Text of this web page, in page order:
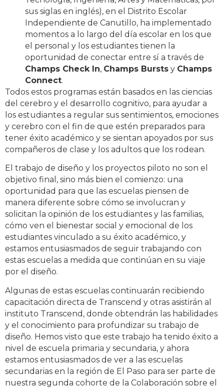
sus siglas en inglés), en el Distrito Escolar
Independiente de Canutillo, ha implementado
momentos a lo largo del día escolar en los que
el personal y los estudiantes tienen la
oportunidad de conectar entre sí a través de
Champs Check In, Champs Bursts y Champs
Connect.
Todos estos programas están basados en las ciencias
del cerebro y el desarrollo cognitivo, para ayudar a
los estudiantes a regular sus sentimientos, emociones
y cerebro con el fin de que estén preparados para
tener éxito académico y se sientan apoyados por sus
compañeros de clase y los adultos que los rodean.
El trabajo de diseño y los proyectos piloto no son el
objetivo final, sino más bien el comienzo: una
oportunidad para que las escuelas piensen de
manera diferente sobre cómo se involucran y
solicitan la opinión de los estudiantes y las familias,
cómo ven el bienestar social y emocional de los
estudiantes vinculado a su éxito académico, y
estamos entusiasmados de seguir trabajando con
estas escuelas a medida que continúan en su viaje
por el diseño.
Algunas de estas escuelas continuarán recibiendo
capacitación directa de Transcend y otras asistirán al
instituto Transcend, donde obtendrán las habilidades
y el conocimiento para profundizar su trabajo de
diseño. Hemos visto que este trabajo ha tenido éxito a
nivel de escuela primaria y secundaria, y ahora
estamos entusiasmados de ver a las escuelas
secundarias en la región de El Paso para ser parte de
nuestra segunda cohorte de la Colaboración sobre el